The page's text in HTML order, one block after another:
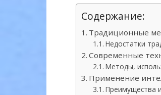
Содержание:
Традиционные
Недостатки
Современные
Методы,
Применение
Преимущества